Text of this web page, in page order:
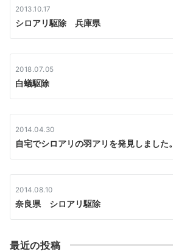
2013.10.17
シロアリ駆除 兵庫県
2018.07.05
白蟻駆除
2014.04.30
自宅でシロアリの羽アリを発見しました。
2014.08.10
奈良県 シロアリ駆除
最近の投稿